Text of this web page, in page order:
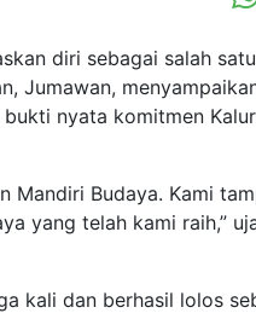
diri sebagai salah
Jumawan,
nyata komitmen
Mandiri Budaya. Kami
yang telah kami raih,”
kali dan berhasil lolos